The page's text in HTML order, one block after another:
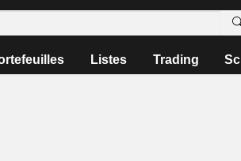
Listes Trading